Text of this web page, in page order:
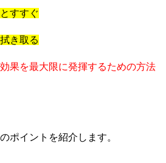
すすぐ
き取る
果を最大限に発揮するための方法
ポイントを紹介します。